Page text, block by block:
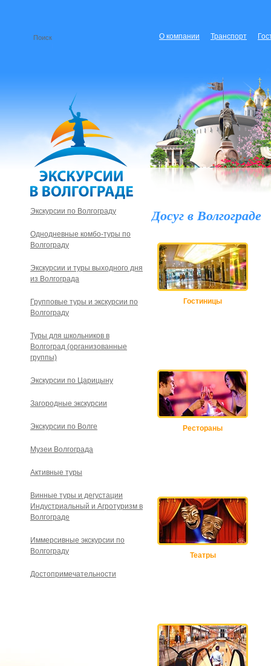
О компании Транспорт
Досуг в Волгограде
Гостиницы
Рестораны
Театры
Экскурсии по Волгограду
Однодневные комбо-туры по
Волгограду
Экскурсии и туры выходного дня
из Волгограда
Групповые туры и экскурсии по
Волгограду
Туры для школьников в
Волгоград (организованные
группы)
Экскурсии по Царицыну
Загородные экскурсии
Экскурсии по Волге
Музеи Волгограда
Активные туры
Винные туры и дегустации
Индустриальный и Агротуризм в
Волгограде
Иммерсивные экскурсии по
Волгограду
Достопримечательности